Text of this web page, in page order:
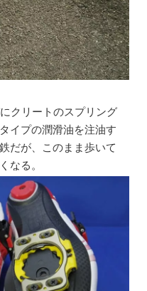
クリートのスプリング
イプの潤滑油を注油す
だが、このまま歩いて
なる。